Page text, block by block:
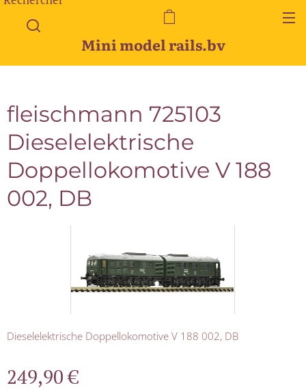
Mini model rails.bv
fleischmann 725103
Dieselelektrische
Doppellokomotive V 188
002, DB
Dieselelektrische Doppellokomotive V 188 002, DB
249,90€